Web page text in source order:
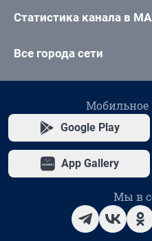
Статистика канала в
Все города сети
Google Play
App Gallery
Мы в